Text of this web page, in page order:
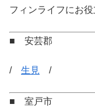
フィンライフにお役
■ 安芸郡
/ 生見 /
■ 室戸市